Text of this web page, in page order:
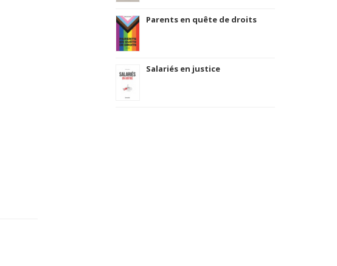
Parents en quête de droits
Salariés en justice